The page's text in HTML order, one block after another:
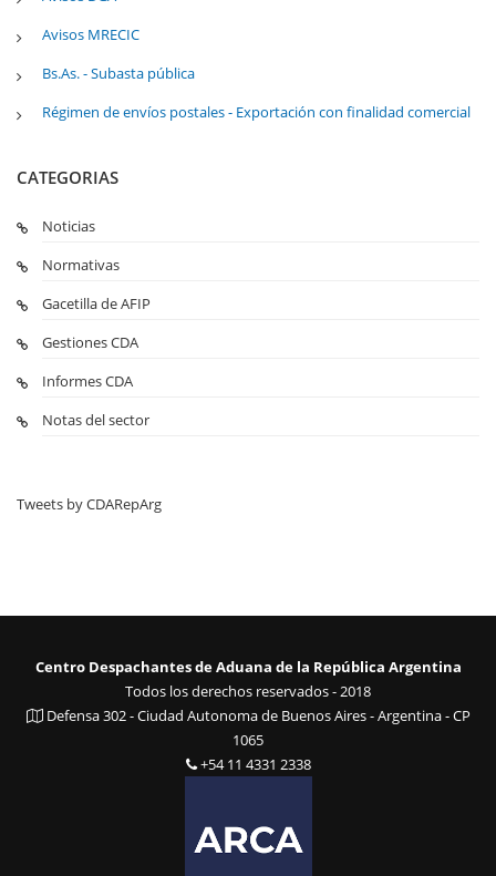
Avisos MRECIC
Bs.As. - Subasta pública
Régimen de envíos postales - Exportación con finalidad comercial
CATEGORIAS
Noticias
Normativas
Gacetilla de AFIP
Gestiones CDA
Informes CDA
Notas del sector
Tweets by CDARepArg
Centro Despachantes de Aduana de la República Argentina
Todos los derechos reservados - 2018
Defensa 302 - Ciudad Autonoma de Buenos Aires - Argentina - CP
1065
+54 11 4331 2338